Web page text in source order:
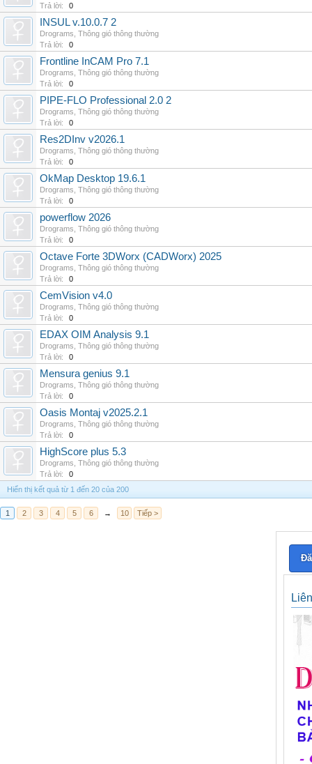
Trả lời:
0
INSUL v.10.0.7 2
Drograms Thông gió thông thường
Trả lời:
0
Frontline InCAM Pro 7.1
Drograms Thông gió thông thường
Trả lời:
0
PIPE-FLO Professional 2.0 2
Drograms Thông gió thông thường
Trả lời:
0
Res2DInv v2026.1
Drograms Thông gió thông thường
Trả lời:
0
OkMap Desktop 19.6.1
Drograms Thông gió thông thường
Trả lời:
0
powerflow 2026
Drograms Thông gió thông thường
Trả lời:
0
Octave Forte 3DWorx (CADWorx) 2025
Drograms Thông gió thông thường
Trả lời:
0
CemVision v4.0
Drograms Thông gió thông thường
Trả lời:
0
EDAX OIM Analysis 9.1
Drograms Thông gió thông thường
Trả lời:
0
Mensura genius 9.1
Drograms Thông gió thông thường
Trả lời:
0
Oasis Montaj v2025.2.1
Drograms Thông gió thông thường
Trả lời:
0
HighScore plus 5.3
Drograms Thông gió thông thường
Trả lời:
0
Hiển thị kết quả từ 1 đến 20 của 200
1 2 3 4 5 6 → 10 Tiếp >